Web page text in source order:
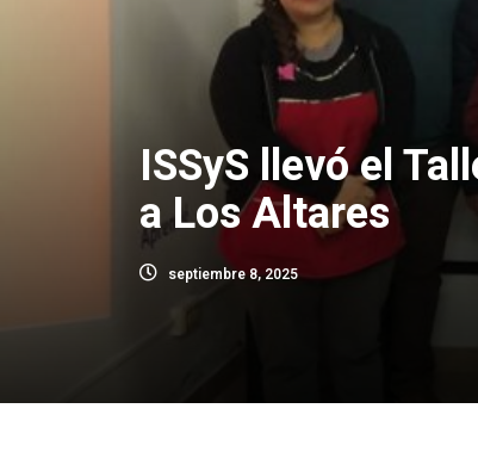
ISSyS llevó el
a Los Altares
septiembre 8, 2025